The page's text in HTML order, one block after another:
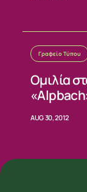
Γραφείο Τύπου
Ομιλία
AUG 30, 2012